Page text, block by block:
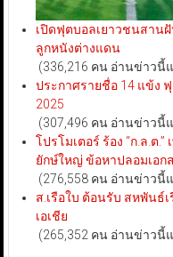
เปิดฟุตบอลเยาวชนสาน
ลูกหนังต่างแดน
(336,216 คน อ่านข่าวนี้
ประกาศรายชื่อ 14 แข้ง
2025
(307,496 คน อ่านข่าวนี้
โปรโมเตอร์ ร้อง “ก.ล.ต
ยักษ์ใหญ่ ข้อหาปลอมเอก
(276,558 คน อ่านข่าวนี้
ส.เรือใบ ต้อนรับ สหพันธ์
เอเชีย
(265,352 คน อ่านข่าวนี้